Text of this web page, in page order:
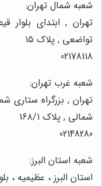
شعبه شمال تهران:
تهران , ابتدای
تواضعی , پلاک ۱۵
02178118
شعبه غرب تهران:
تهران , بزرگراه ستاری
شمالی , پلاک ۱۶۸/۱
02148280
شعبه استان البرز:
استان البرز ، عظیمیه ، بلوار ۴۵ متری کاج ،